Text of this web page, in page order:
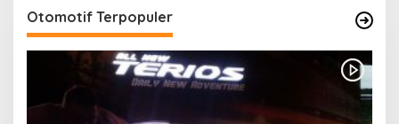
Otomotif Terpopuler